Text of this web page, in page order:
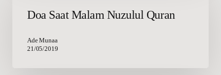
NuzululDoa Saat Malam Nuzulul Quran
Ade Munaa
21/05/2019